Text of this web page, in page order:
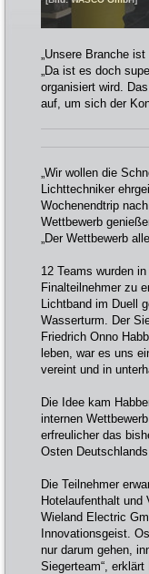
„Unsere Branche
„Da ist es doch
organisiert wird.
auf, um sich der
„Wir wollen die
Lichttechniker
Wochenendtrip
Wettbewerb
„Der Wettbewerb
12 Teams wurden
Finalteilnehmer zu
Lichtband im Duell
Wasserturm. Der
Friedrich Onno
leben, war es uns
vereint und in
Die Idee kam
internen
erfreulicher das
Osten
Die Teilnehmer
Hotelaufenthalt und
Wieland Electric
Innovationsgeist.
nur darum gehen,
Siegerteam“,